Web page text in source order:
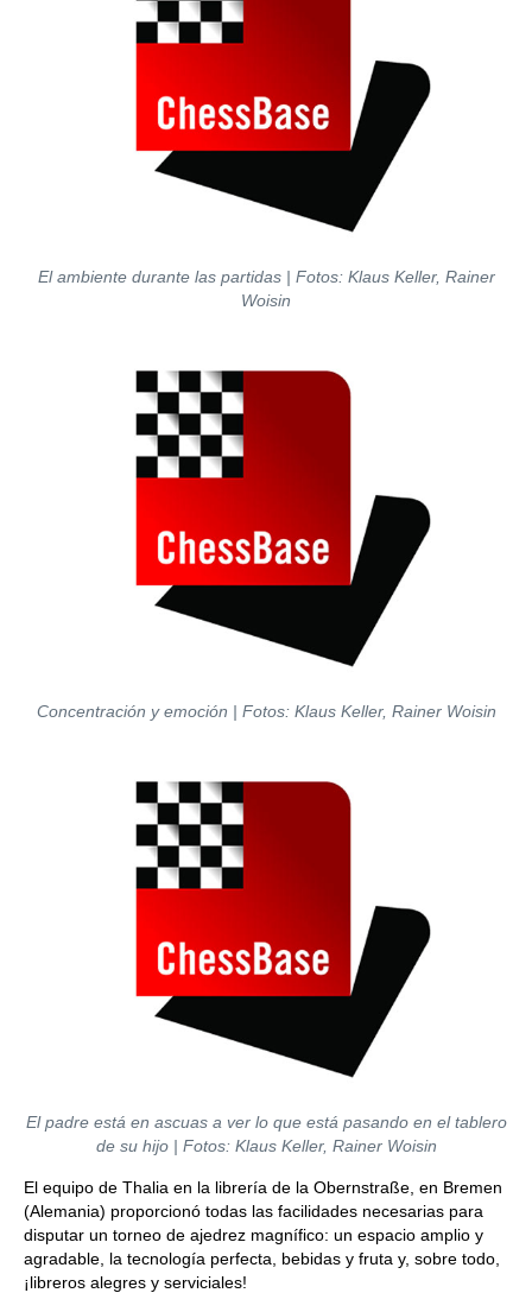
El ambiente durante las partidas | Fotos: Klaus Keller, Rainer
Woisin
Concentración y emoción | Fotos: Klaus Keller, Rainer Woisin
El padre está en ascuas a ver lo que está pasando en el tablero
de su hijo | Fotos: Klaus Keller, Rainer Woisin
El equipo de Thalia en la librería de la Obernstraße, en Bremen
(Alemania) proporcionó todas las facilidades necesarias para
disputar un torneo de ajedrez magnífico: un espacio amplio y
agradable, la tecnología perfecta, bebidas y fruta y, sobre todo,
¡libreros alegres y serviciales!